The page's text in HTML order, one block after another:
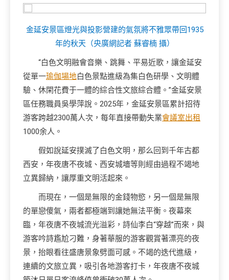
金延安景區燈光與投影營建的氣氛將不雅眾帶回1935
年的秋天（央廣網記者 蘇睿楠 攝）
“白色文明融會音樂、跳舞、平易近歌，讓金延安
從單一瑜伽場地白色景點進級為集白色研學、文明體
驗、休閑花費于一體的綜合性文旅綜合體。”金延安景
區任務職員吳學萍說。2025年，金延安景區累計招待
游客跨越2300萬人次，每年直接帶動失業會議室出租
1000余人。
假如說延安撲滅了白色文明，那么回到千年古都
西安，年夜唐不夜城、西安城墻等則經由過程不竭地
立異歸納，讓厚重文明活起來。
而現在，一個是無限的金錢物慾，另一個是無限
的單戀傻氣，兩者都極端到讓她無法平衡。夜幕來
臨，年夜唐不夜城流光溢彩，詩仙李白“穿越”而來，與
游客吟詩尷尬刁難，身著華服的游客觀賞著漂亮的夜
景，抬眼看往盛唐景象劈面可感。不竭的迭代進級，
連續的文旅立異，吸引各地游客打卡，年夜唐不夜城